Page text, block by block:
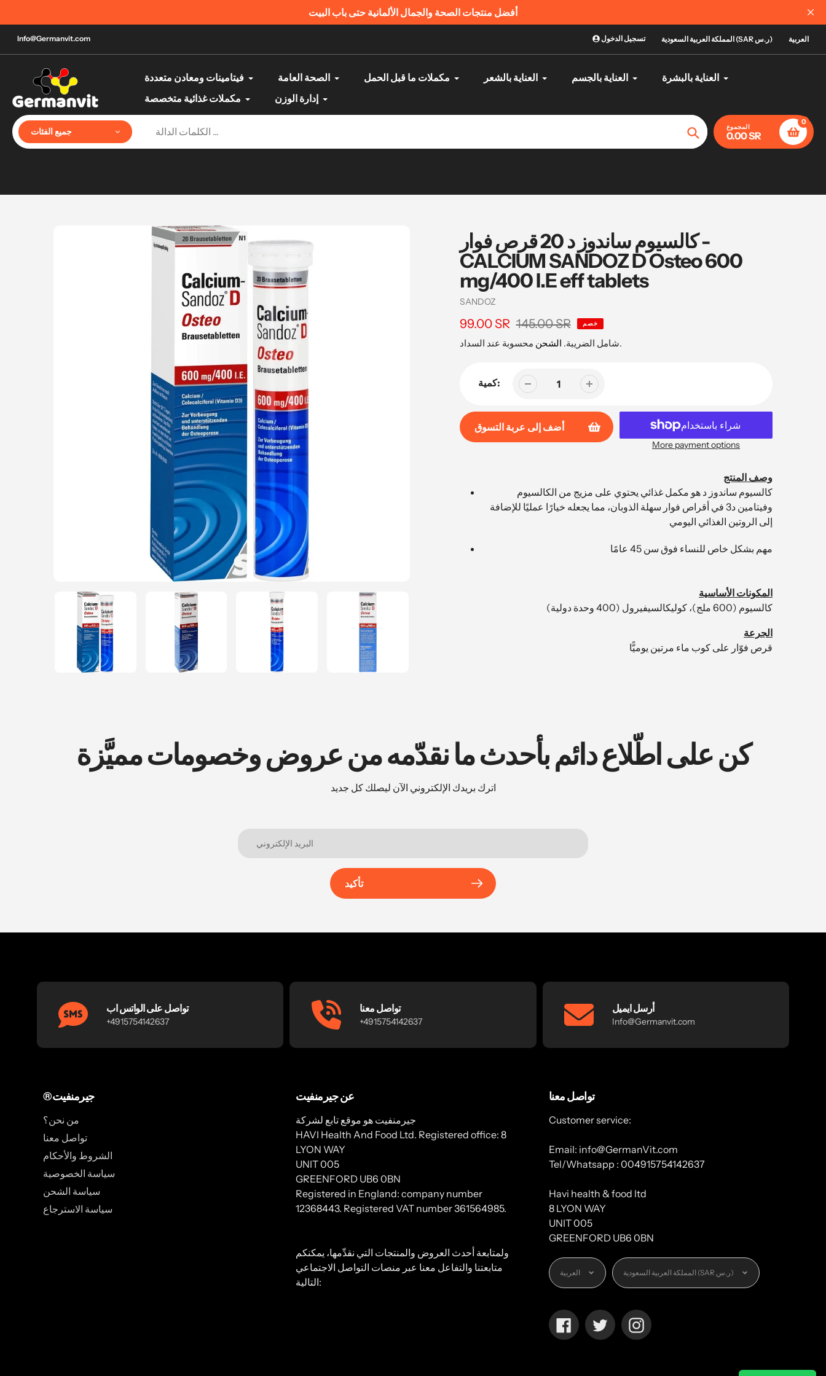
إلى
المحتوى
أفضل منتجات الصحة والجمال الألمانية حتى باب البيت
Info@Germanvit.com تسجيل الدخول المملكة العربية السعودية (SAR ر.س) العربية
فيتامينات ومعادن متعددة الصحة العامة مكملات ما قبل الحمل العناية بالشعر العناية بالجسم
العناية بالبشرة
مكملات غذائية متخصصة
إدارة الوزن
جميع الفئات
تأكيد
المجموع
0.00 SR
0
كالسيوم ساندوز د 20 قرص فوار -
CALCIUM SANDOZ D Osteo 600
mg/400 I.E eff tablets
بائع
SANDOZ
سعر
البيع
99.00 SR
السعر 145.00 SR خصم
شامل الضريبة. الشحن محسوبة عند السداد.
كمية:
أضف إلى عربة التسوق
More payment options
وصف المنتج
كالسيوم ساندوز د هو مكمل غذائي يحتوي على مزيج من الكالسيوم
وفيتامين د3 في أقراص فوار سهلة الذوبان، مما يجعله خيارًا عمليًا للإضافة
إلى الروتين الغذائي اليومي
مهم بشكل خاص للنساء فوق سن 45 عامًا
المكونات الأساسية
كالسيوم (600 ملج)، كوليكالسيفيرول (400 وحدة دولية)
الجرعة
قرص فوّار على كوب ماء مرتين يوميًّا
كن على اطّلاع دائم بأحدث ما نقدّمه من عروض وخصومات مميَّزة
اترك بريدك الإلكتروني الآن ليصلك كل جديد
تأكيد
تواصل على الواتس اب
+4915754142637
تواصل معنا
+4915754142637
أرسل ايميل
Info@Germanvit.com
®جيرمنفيت
من نحن؟
تواصل معنا
الشروط والأحكام
سياسة الخصوصية
سياسة الشحن
سياسة الاسترجاع
عن جيرمنفيت
جيرمنفيت هو موقع تابع لشركة
HAVI Health And Food Ltd. Registered office: 8
LYON WAY
UNIT 005
GREENFORD UB6 0BN
Registered in England: company number
12368443. Registered VAT number 361564985.
ولمتابعة أحدث العروض والمنتجات التي نقدِّمها، يمكنكم
متابعتنا والتفاعل معنا عبر منصات التواصل الاجتماعي
التالية:
تواصل معنا
Customer service:
Email: info@GermanVit.com
Tel/Whatsapp : 004915754142637
Havi health & food ltd
8 LYON WAY
UNIT 005
GREENFORD UB6 0BN
اللغة
العربية العملة المملكة العربية السعودية (SAR ر.س)
FacebookTwitterInstagram